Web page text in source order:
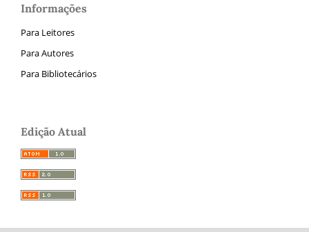
Informações
Para Leitores
Para Autores
Para Bibliotecários
Edição Atual